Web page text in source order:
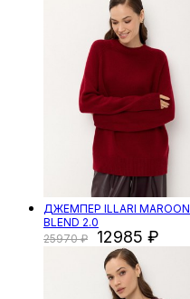
ДЖЕМПЕР ILLARI MAROON
BLEND 2.0
25970
12985